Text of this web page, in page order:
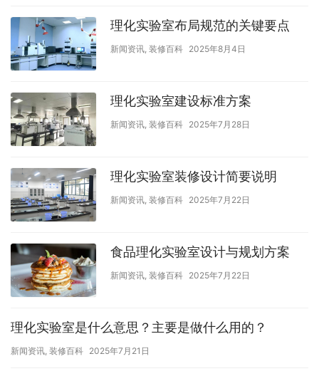
理化实验室布局规范的关键要点
新闻资讯 装修百科 2025年8月4日
理化实验室建设标准方案
新闻资讯 装修百科 2025年7月28日
理化实验室装修设计简要说明
新闻资讯 装修百科 2025年7月22日
食品理化实验室设计与规划方案
新闻资讯 装修百科 2025年7月22日
理化实验室是什么意思？主要是做什么用的？
新闻资讯 装修百科 2025年7月21日